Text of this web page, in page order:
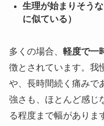
生理が始まりそう
に似ている）
多くの場合、 軽度で一
徴とされています。我
や、長時間続く痛みで
強さも、ほとんど感じ
る程度まで幅がありま